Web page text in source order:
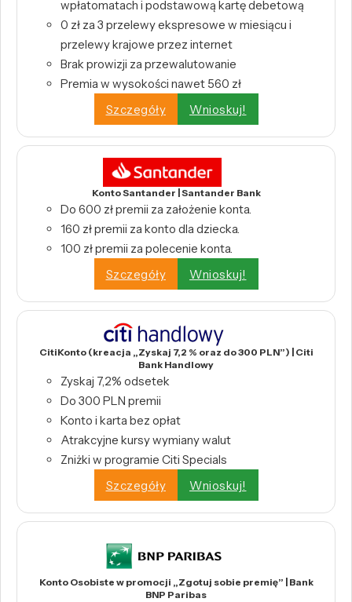
wpłatomatach i podstawową kartę debetową
0 zł za 3 przelewy ekspresowe w miesiącu i
przelewy krajowe przez internet
Brak prowizji za przewalutowanie
Premia w wysokości nawet 560 zł
Szczegóły
Wnioskuj!
Konto Santander | Santander Bank
Do 600 zł premii za założenie konta.
160 zł premii za konto dla dziecka.
100 zł premii za polecenie konta.
Szczegóły
Wnioskuj!
CitiKonto (kreacja „Zyskaj 7,2 % oraz do 300 PLN”) | Citi
Bank Handlowy
Zyskaj 7,2% odsetek
Do 300 PLN premii
Konto i karta bez opłat
Atrakcyjne kursy wymiany walut
Zniżki w programie Citi Specials
Szczegóły
Wnioskuj!
Konto Osobiste w promocji „Zgotuj sobie premię” | Bank
BNP Paribas